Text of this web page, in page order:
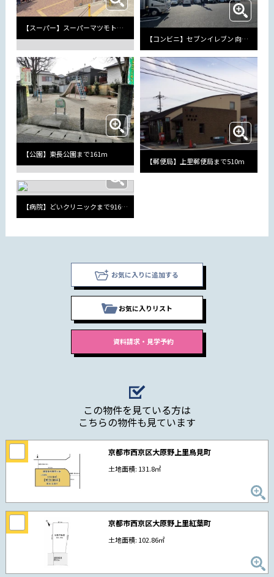
【スーパー】スーパーマツモト大原野店まで567m
【コンビニ】セブンイレブン 向日南垣内店まで755m
【公園】東長公園まで161m
【郵便局】上里郵便局まで510m
【病院】どいクリニックまで916m
お気に入りに追加する
お気に入りリスト
この物件を見ている方は
こちらの物件も見ています
京都市西京区大原野上里鳥見町
土地面積: 131.8㎡
京都市西京区大原野上里紅葉町
土地面積: 102.86㎡